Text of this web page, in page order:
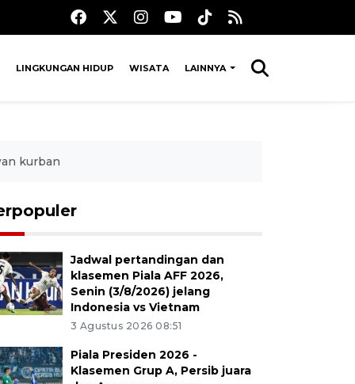
LINGKUNGAN HIDUP WISATA LAINNYA
kurban
Jadwal pertandingan dan
klasemen Piala AFF 2026,
Senin (3/8/2026) jelang
Indonesia vs Vietnam
3 Agustus 2026 08:51
Piala Presiden 2026 -
Klasemen Grup A, Persib juara